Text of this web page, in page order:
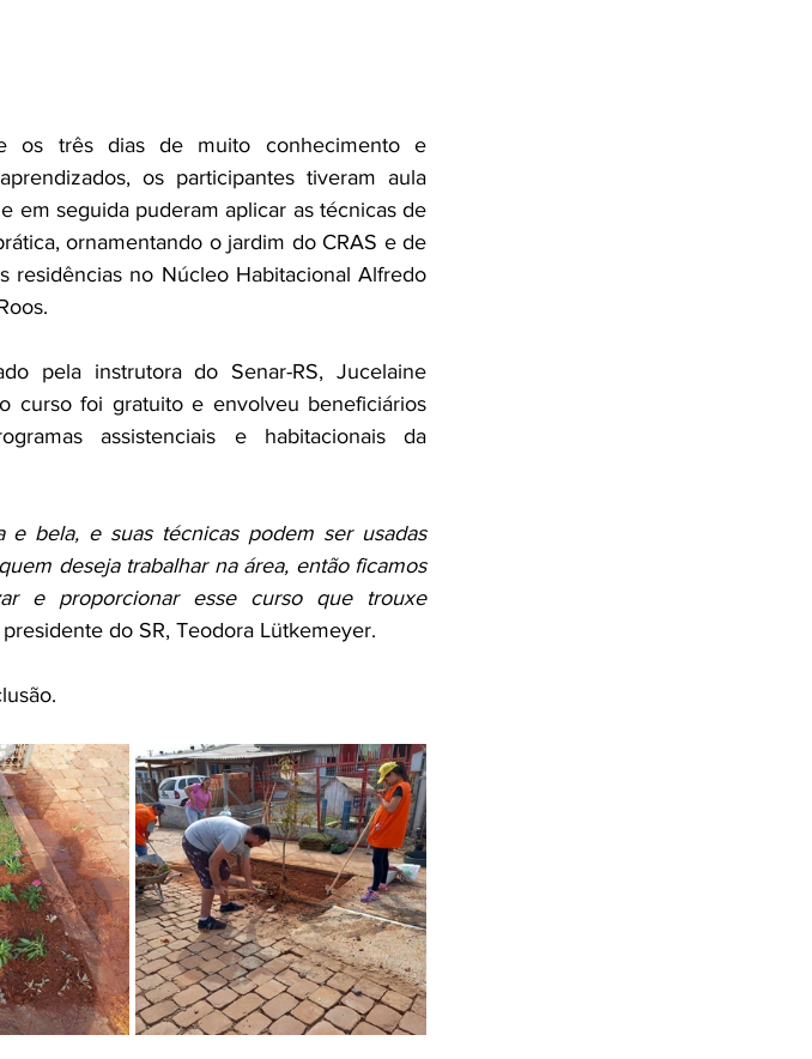
os três dias de muito conhecimento e
os participantes tiveram aula
em seguida puderam aplicar as técnicas de
ornamentando o jardim do CRAS e de
residências no Núcleo Habitacional Alfredo
pela instrutora do Senar-RS, Jucelaine
curso foi gratuito e envolveu beneficiários
assistenciais e habitacionais da
e bela, e suas técnicas podem ser usadas
deseja trabalhar na área, então ficamos
e proporcionar esse curso que trouxe
do SR, Teodora Lütkemeyer.